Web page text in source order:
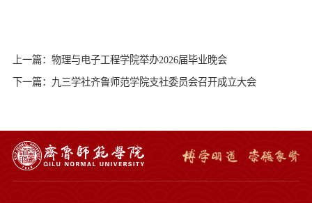
上一篇：物理与电子工程学院举办2026届毕业晚会
下一篇：九三学社齐鲁师范学院支社委员会召开成立大会